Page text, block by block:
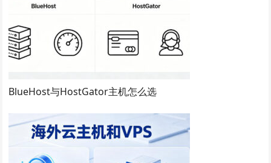
BlueHost与HostGator主机怎么选